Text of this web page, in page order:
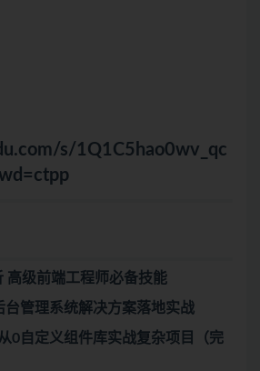
s/1Q1C5hao0wv_qc
高级前端工程师必备技能
台管理系统解决方案落地实战
0自定义组件库实战复杂项目（完